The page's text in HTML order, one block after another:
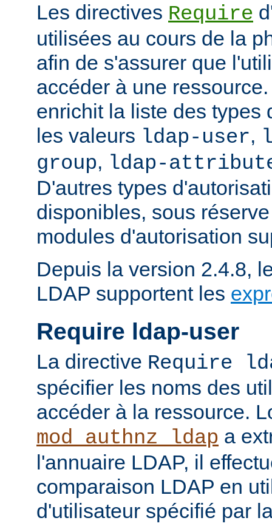
Les directives Require
utilisées au cours de la
afin de s'assurer que
accéder à une
enrichit la liste des types
les valeurs ldap-user,
group, ldap-
D'autres types
disponibles, sous
modules d'autorisation
Depuis la version 2.4.8,
LDAP supportent les
Require ldap-user
La directive Require
spécifier les noms des
accéder à la ressource.
mod_authnz_ldap a
l'annuaire LDAP, il
comparaison LDAP en
d'utilisateur spécifié par